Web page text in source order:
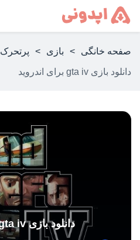
صفحه خانگی > بازی > پرتحرک
دانلود بازی gta iv برای اندروید
دانلود بازی gta iv برای اندروید